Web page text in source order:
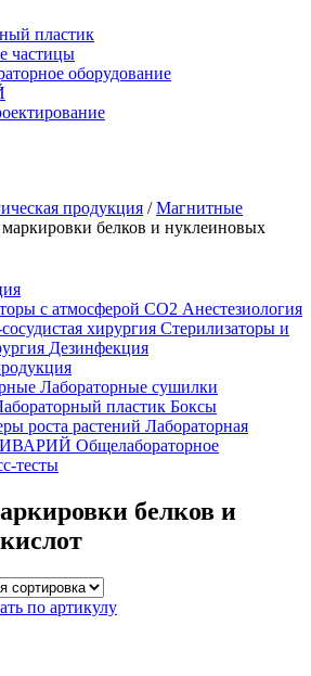
пластик
частицы
оборудование
продукция /Магнитные
белков и нуклеиновых
с атмосферой CO2 Анестезиология
хирургия Стерилизаторы и
Дезинфекция
Лабораторные сушилки
пластик Боксы
роста растений Лабораторная
Общелабораторное
тесты
белков и
по артикулу